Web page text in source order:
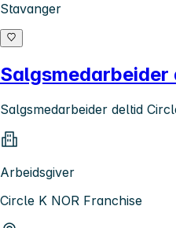
Stavanger
Salgsmedarbeider
Salgsmedarbeider deltid
Arbeidsgiver
Circle K NOR Franchise